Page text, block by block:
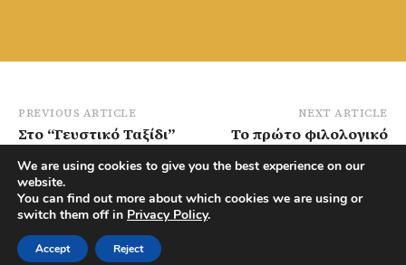
PREVIOUS ARTICLE
Στο “Γευστικό Ταξίδι”
μίλησε ο π.
Χριστόφορος της
Τεμβριάς – ΒΙΝΤΕΟ
NEXT ARTICLE
Το πρώτο φιλολογικό
μνημόσυνο του μεγάλου
διανοητή από τον
Ιωαννίδη – Παρουσία
We are using cookies to give you the best experience on our
website.
You can find out more about which cookies we are using or
switch them off in Privacy Policy.
Accept Reject